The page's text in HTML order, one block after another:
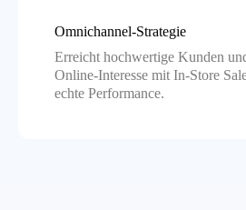
Omnichannel-Strategie
Erreicht hochwertige Kunden
Online-Interesse mit In-Store
echte Performance.